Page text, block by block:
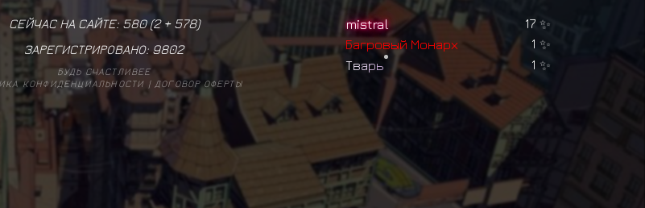
СЕЙЧАС НА САЙТЕ: 580 (2+ 578)
ЗАРЕГИСТРИРОВАНО: 9802
БУДЬ СЧАСТЛИВЕЕ
КОНФИДЕНЦИАЛЬНОСТИ | ДОГОВОР ОФЕРТЫ
mistral 17 ✨
Багровый Монарх 1 ✨
Тварь 1 ✨